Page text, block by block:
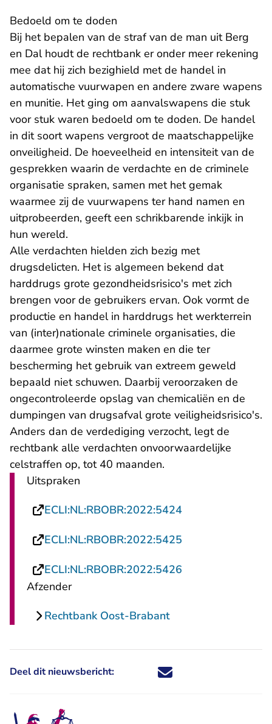
Bedoeld om te doden
Bij het bepalen van de straf van de man uit Berg
en Dal houdt de rechtbank er onder meer rekening
mee dat hij zich bezighield met de handel in
automatische vuurwapen en andere zware wapens
en munitie. Het ging om aanvalswapens die stuk
voor stuk waren bedoeld om te doden. De handel
in dit soort wapens vergroot de maatschappelijke
onveiligheid. De hoeveelheid en intensiteit van de
gesprekken waarin de verdachte en de criminele
organisatie spraken, samen met het gemak
waarmee zij de vuurwapens ter hand namen en
uitprobeerden, geeft een schrikbarende inkijk in
hun wereld.
Alle verdachten hielden zich bezig met
drugsdelicten. Het is algemeen bekend dat
harddrugs grote gezondheidsrisico's met zich
brengen voor de gebruikers ervan. Ook vormt de
productie en handel in harddrugs het werkterrein
van (inter)nationale criminele organisaties, die
daarmee grote winsten maken en die ter
bescherming het gebruik van extreem geweld
bepaald niet schuwen. Daarbij veroorzaken de
ongecontroleerde opslag van chemicaliën en de
dumpingen van drugsafval grote veiligheidsrisico's.
Anders dan de verdediging verzocht, legt de
rechtbank alle verdachten onvoorwaardelijke
celstraffen op, tot 40 maanden.
Uitspraken
ECLI:NL:RBOBR:2022:5424- U verlaat
ECLI:NL:RBOBR:2022:5425
ECLI:NL:RBOBR:2022:5426
Afzender
Rechtbank Oost-Brabant
Deel dit nieuwsbericht: Deel dit nieuwsbericht via X -
Deel dit nieuwsbericht via
Deel dit nieuwsbericht
Deel dit